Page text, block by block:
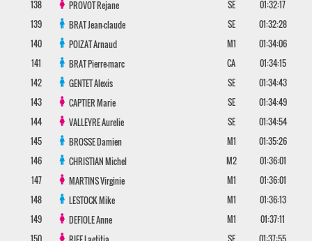
138
PROVOTRejane SE
01:32:17
139
BRATJean-claude SE
01:32:28
140
POIZATArnaud M1
01:34:06
141
BRATPierre-marc CA
01:34:15
142
GENTETAlexis SE
01:34:43
143
CAPTIERMarie SE
01:34:49
144
VALLEYREAurelie SE
01:34:54
145
BROSSEDamien M1
01:35:26
146
CHRISTIANMichel M2
01:36:01
147
MARTINSVirginie M1
01:36:01
148
LESTOCKMike M1
01:36:13
149
DEFIOLEAnne M1
01:37:11
150
SE
01:37:55